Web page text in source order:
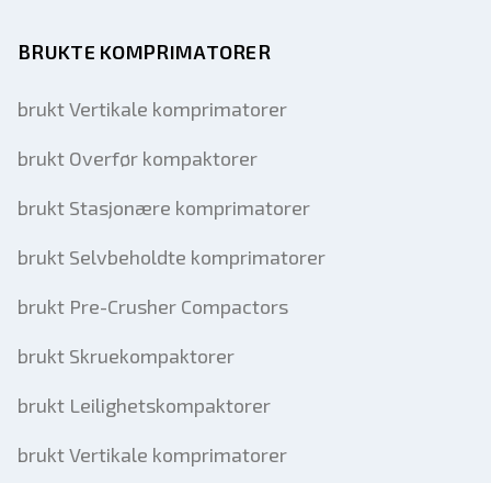
BRUKTE KOMPRIMATORER
brukt Vertikale komprimatorer
brukt Overfør kompaktorer
brukt Stasjonære komprimatorer
brukt Selvbeholdte komprimatorer
brukt Pre-Crusher Compactors
brukt Skruekompaktorer
brukt Leilighetskompaktorer
brukt Vertikale komprimatorer